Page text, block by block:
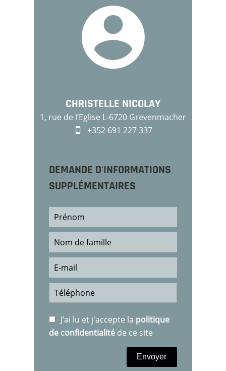
CHRISTELLE NICOLAY
1, rue de l‘Eglise L-6720 Grevenmacher
+352 691 227 337
DEMANDE D'INFORMATIONS
SUPPLÉMENTAIRES
J’ai lu et j'accepte la politique
de confidentialité de ce site
Envoyer